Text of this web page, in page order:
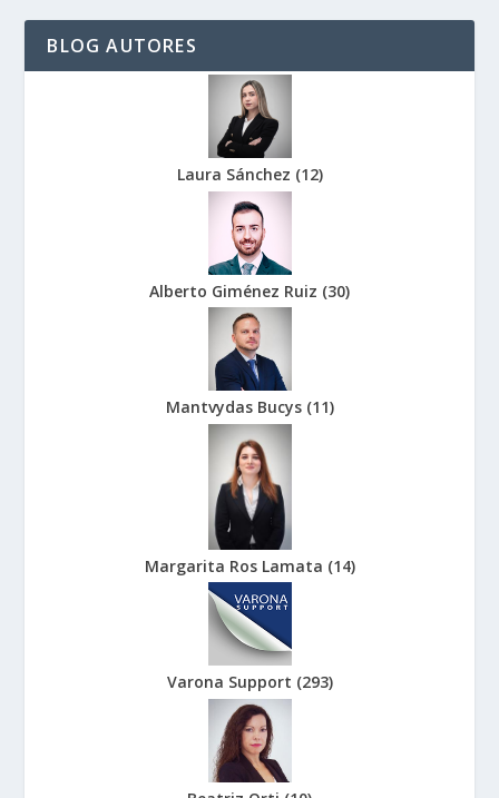
BLOG AUTORES
Laura Sánchez (12)
Alberto Giménez Ruiz (30)
Mantvydas Bucys (11)
Margarita Ros Lamata (14)
Varona Support (293)